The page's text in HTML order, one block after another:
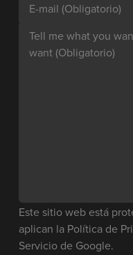
E-mail (Obligatorio)
Tell me what you
want (Obligatorio)
Este sitio web está
aplican la Política de
Servicio de Google.